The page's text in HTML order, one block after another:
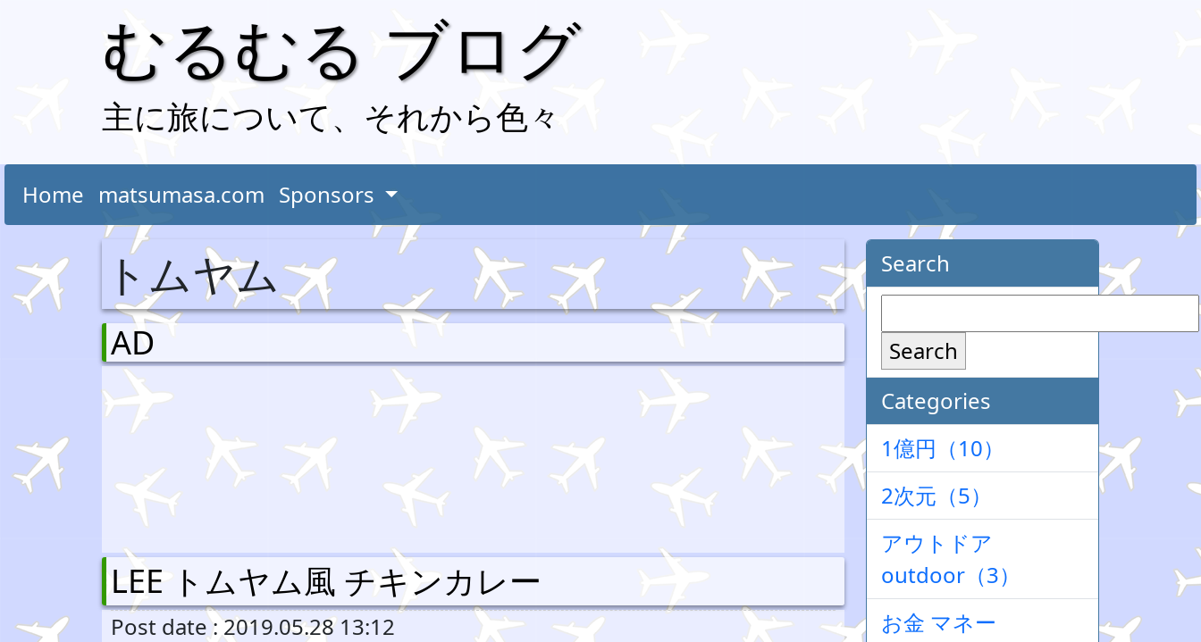
むるむる ブログ
主に旅について、それから色々
Home matsumasa.com Sponsors
トムヤム
AD
LEE トムヤム風 チキンカレー
Post date : 2019.05.28 13:12
Search
Search
Categories
1億円（10）
2次元（5）
アウトドア
outdoor（3）
お金 マネー